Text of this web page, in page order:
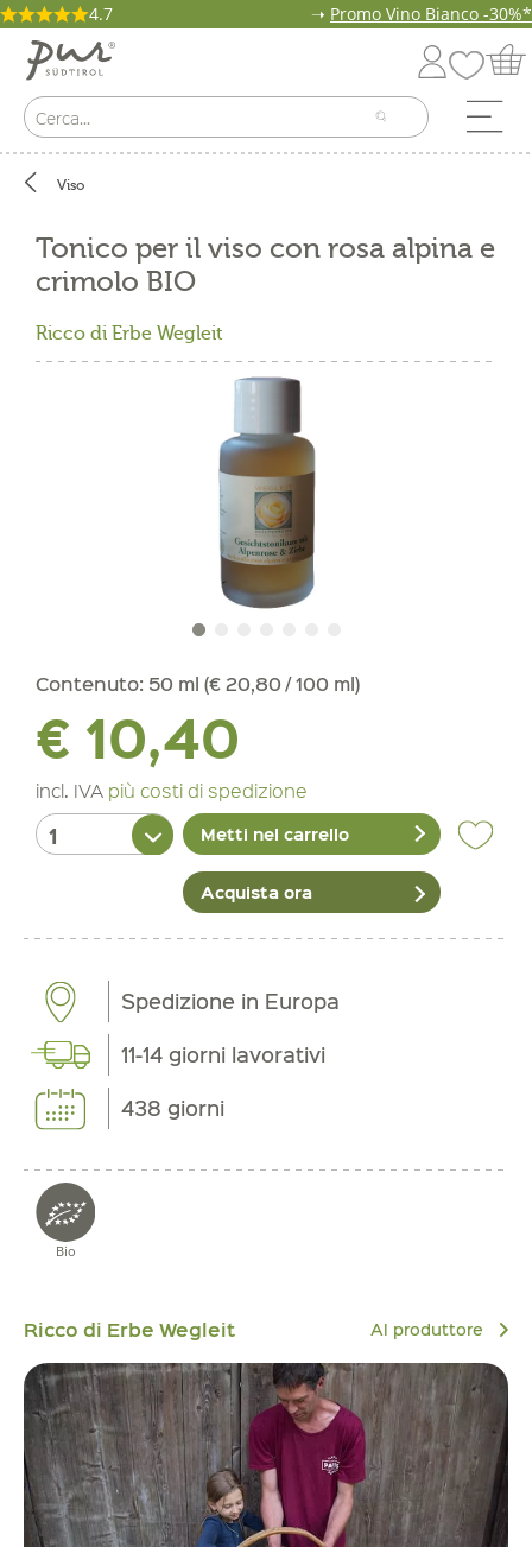
4.7 ➝ Promo Vino Bianco -30%*
Viso
Tonico per il viso con rosa alpina e
crimolo BIO
Ricco di Erbe Wegleit
Contenuto: 50 ml (€ 20,80 / 100 ml)
€ 10,40
incl. IVA più costi di spedizione
Metti nel carrello
Acquista ora
Spedizione in Europa
11-14 giorni lavorativi
438 giorni
Bio
Ricco di Erbe Wegleit Al produttore